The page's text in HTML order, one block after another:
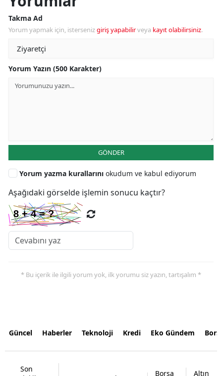
Takma Ad
Yorum yapmak için, istersenizgiriş yapabilirveya kayıt olabilirsiniz.
Yorum Yazın (500 Karakter)
GÖNDER
Yorum yazma kurallarını okudum ve kabul ediyorum
Aşağıdaki görselde işlemin sonucu kaçtır?
* Bu içerik ile ilgili yorum yok, ilk yorumu siz yazın, tartışalım *
Güncel Haberler Teknoloji Kredi Eko Gündem
Son
Borsa Altın